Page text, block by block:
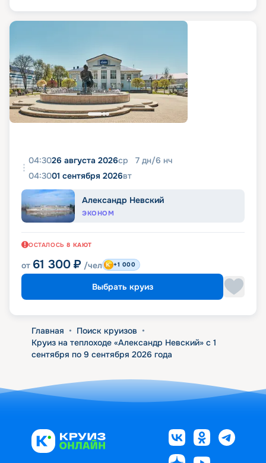
04:3026 августа 2026ср 7 дн/6 нч
04:3001 сентября 2026вт
Александр Невский
ЭКОНОМ
ОСТАЛОСЬ 8 КАЮТ
от 61 300 ₽ /чел +1 000
Выбрать круиз
Главная • Поиск круизов •
Круиз на теплоходе «Александр Невский» с 1
сентября по 9 сентября 2026 года